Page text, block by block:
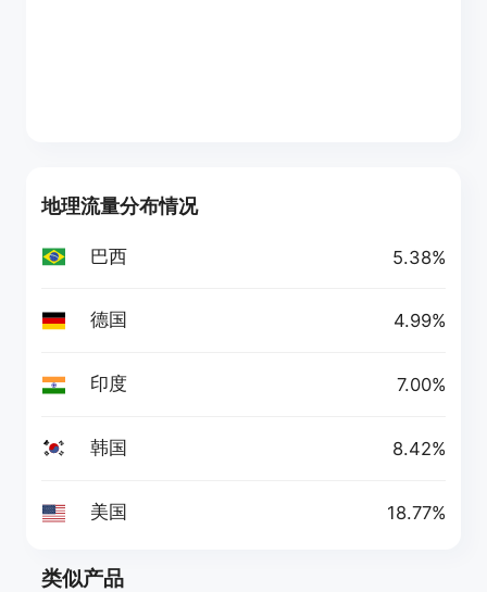
地理流量分布情况
巴西 5.38%
德国 4.99%
印度 7.00%
韩国 8.42%
美国 18.77%
类似产品